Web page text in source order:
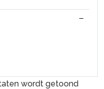
wordt getoond